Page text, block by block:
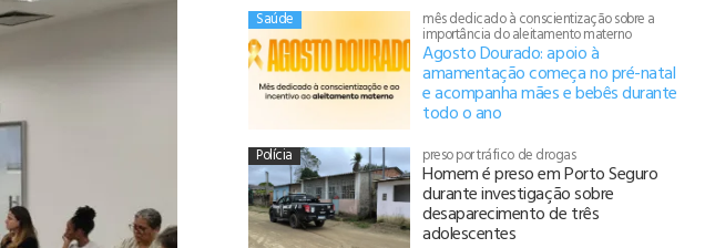
Saúde mês dedicado à conscientização sobre a
importância do aleitamento materno
Agosto Dourado: apoio à
amamentação começa no pré-natal
e acompanha mães e bebês durante
todo o ano
Polícia preso por tráfico de drogas
Homem é preso em Porto Seguro
durante investigação sobre
desaparecimento de três
adolescentes